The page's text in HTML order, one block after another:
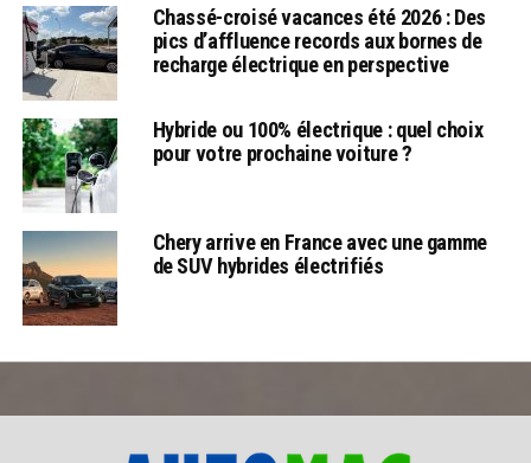
Chassé-croisé vacances été 2026 : Des
pics d’affluence records aux bornes de
recharge électrique en perspective
Hybride ou 100% électrique : quel choix
pour votre prochaine voiture ?
Chery arrive en France avec une gamme
de SUV hybrides électrifiés